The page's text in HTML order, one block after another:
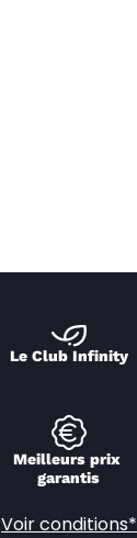
Le Club Infinity
Meilleurs prix
garantis
Voir conditions*